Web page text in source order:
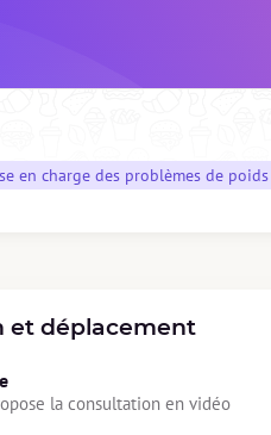
en charge des problèmes de poids
et déplacement
la consultation en vidéo